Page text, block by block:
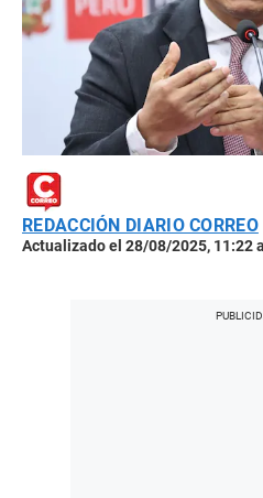
REDACCIÓN DIARIO CORREO
Actualizado el 28/08/2025, 11:22